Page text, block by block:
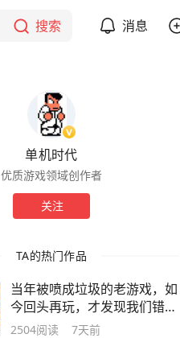
搜索 消息
单机时代
优质游戏领域创作者
关注
TA的热门作品
当年被喷成垃圾的老游戏，如
今回头再玩，才发现我们错了
太多！
2504阅读 7天前